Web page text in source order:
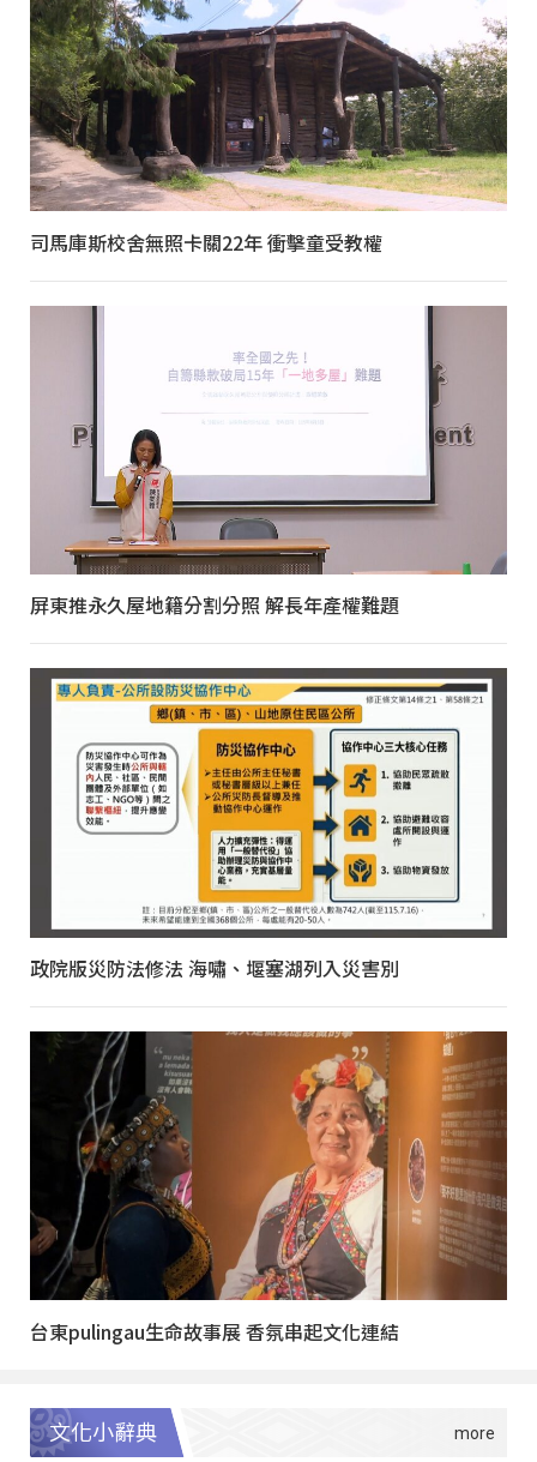
司馬庫斯校舍無照卡關22年 衝擊童受教權
屏東推永久屋地籍分割分照 解長年產權難題
政院版災防法修法 海嘯、堰塞湖列入災害別
台東pulingau生命故事展 香氛串起文化連結
文化小辭典